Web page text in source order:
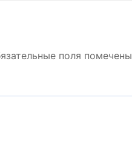
поля помечены